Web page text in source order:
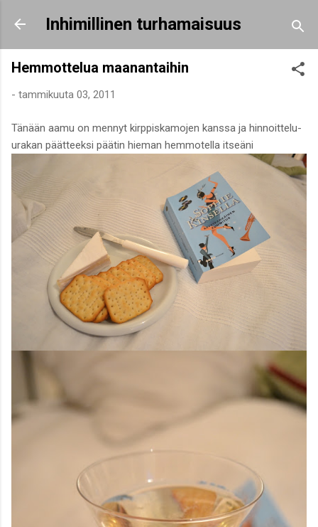
Siirry pääsisältöön
Inhimillinen turhamaisuus
Hemmottelua maanantaihin
- tammikuuta 03, 2011
Tänään aamu on mennyt kirppiskamojen kanssa ja hinnoittelu-
urakan päätteeksi päätin hieman hemmotella itseäni